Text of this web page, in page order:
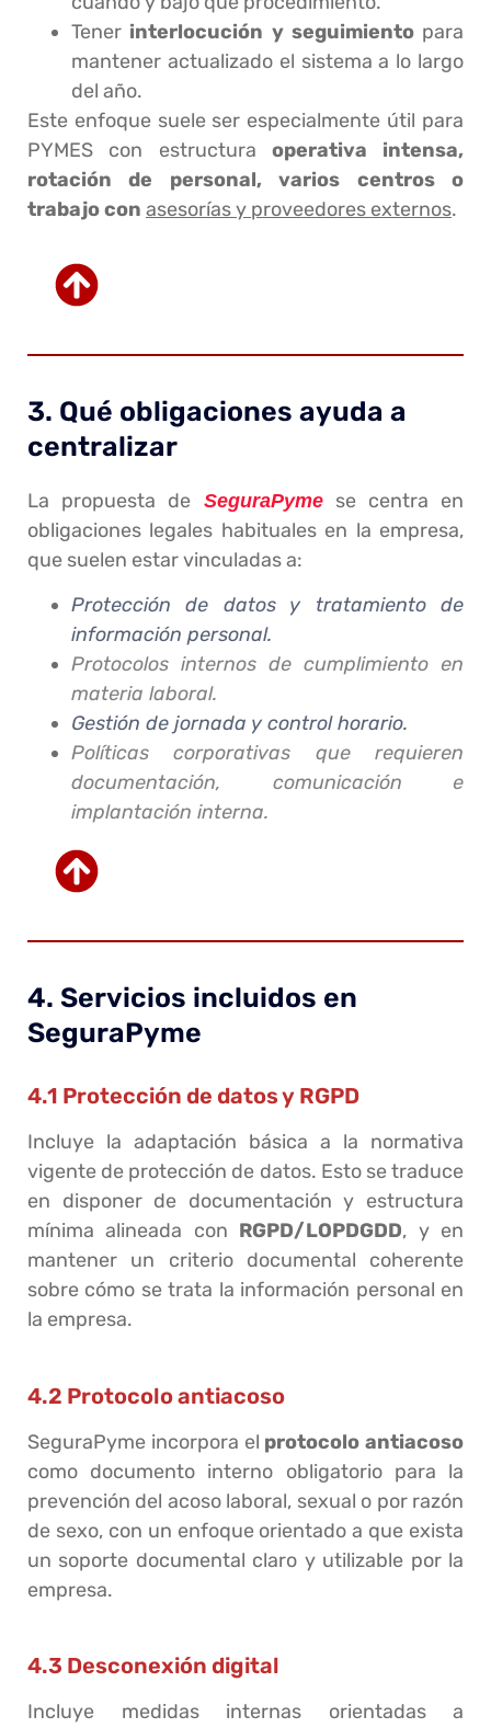
Tener interlocución y seguimientopara
mantener actualizado el sistema a lo largo
del año.
Este enfoque suele ser especialmente útil para
PYMES con estructura operativa intensa,
rotación de personal, varios centros o
trabajo con asesorías y proveedores externos.
3. Qué obligaciones ayuda a
centralizar
La propuesta de SeguraPymese centra en
obligaciones legales habituales en la empresa,
que suelen estar vinculadas a:
Protección de datos y tratamiento de
información personal.
Protocolos internos de cumplimiento en
materia laboral.
Gestión de jornada y control horario.
Políticas corporativas que requieren
documentación, comunicación e
implantación interna.
4. Servicios incluidos en
SeguraPyme
4.1 Protección de datos y RGPD
Incluye la adaptación básica a la normativa
vigente de protección de datos. Esto se traduce
en disponer de documentación y estructura
mínima alineada con RGPD/LOPDGDD, y en
mantener un criterio documental coherente
sobre cómo se trata la información personal en
la empresa.
4.2 Protocolo antiacoso
SeguraPyme incorpora el protocolo antiacoso
como documento interno obligatorio para la
prevención del acoso laboral, sexual o por razón
de sexo, con un enfoque orientado a que exista
un soporte documental claro y utilizable por la
empresa.
4.3 Desconexión digital
Incluye medidas internas orientadas a